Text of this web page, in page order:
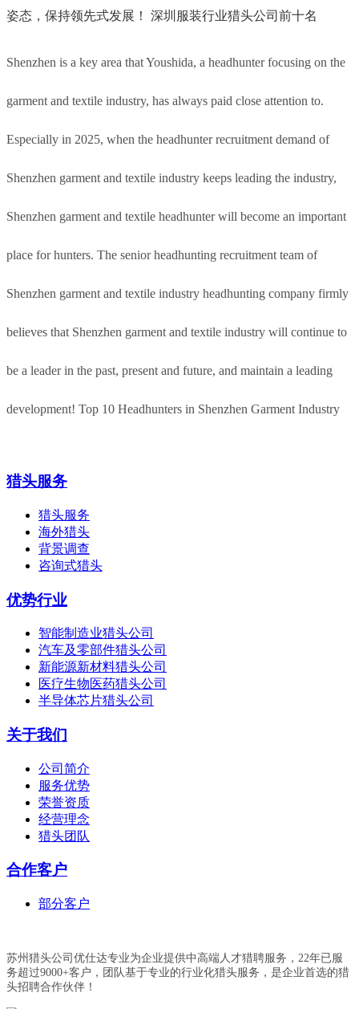
姿态，保持领先式发展！ 深圳服装行业猎头公司前十名
Shenzhen is a key area that Youshida, a headhunter focusing on the
garment and textile industry, has always paid close attention to.
Especially in 2025, when the headhunter recruitment demand of
Shenzhen garment and textile industry keeps leading the industry,
Shenzhen garment and textile headhunter will become an important
place for hunters. The senior headhunting recruitment team of
Shenzhen garment and textile industry headhunting company firmly
believes that Shenzhen garment and textile industry will continue to
be a leader in the past, present and future, and maintain a leading
development! Top 10 Headhunters in Shenzhen Garment Industry
猎头服务
猎头服务
海外猎头
背景调查
咨询式猎头
优势行业
智能制造业猎头公司
汽车及零部件猎头公司
新能源新材料猎头公司
医疗生物医药猎头公司
半导体芯片猎头公司
关于我们
公司简介
服务优势
荣誉资质
经营理念
猎头团队
合作客户
部分客户
苏州猎头公司优仕达专业为企业提供中高端人才猎聘服务，22年已服
务超过9000+客户，团队基于专业的行业化猎头服务，是企业首选的猎
头招聘合作伙伴！